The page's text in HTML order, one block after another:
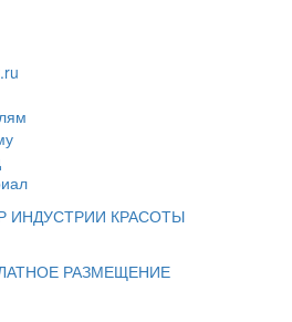
ИНДУСТРИИ КРАСОТЫ
РАЗМЕЩЕНИЕ